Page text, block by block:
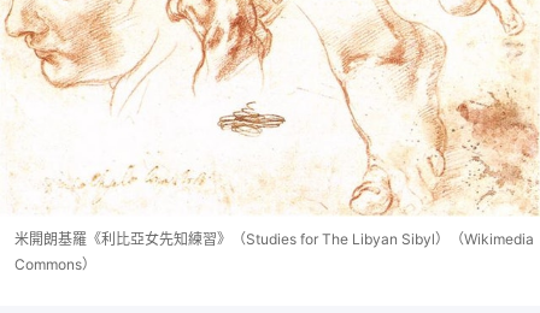
米開朗基羅《利比亞女先知練習》（Studies for The Libyan Sibyl）（Wikimedia
Commons）